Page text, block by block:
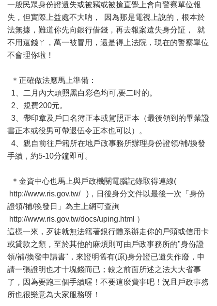
一般民眾身份證遺失或被竊或被搶直覺上會向警察單位報
失，但實際上益處不大吶， 因為那是電視上說的，根本於
法無據，難道你先向銀行借錢，再去報案遺失身分証， 就
不用還錢ㄚ，萬一被冒用，還是得上法院，現在的警察單位
不會理你啦！
＊正確做法應馬上準備：
1、二月內大頭照黑白彩色均可,要二吋的。
2、規費200元。
3、帶印章及戶口名簿正本或駕照正本（最後領到的畢業證
書正本或役男可帶退伍令正本也可以）。
4、親自前往戶籍所在地戶政事務所辦理身份證領/補/換發
手續，約5-10分鐘即可。
＊金資中心也馬上與戶政機關電腦記錄取得連線(
http://www.ris.gov.tw/ )，日後身分文件以最後一次「身份
證領/補/換發日」為主上網可查詢
http://www.ris.gov.tw/docs/uping.html ）
這樣一來，歹徒就無法籍著銀行體系辦走你的戶頭或信用卡
或貸款之類，至於其他的麻煩則可由戶政事務所的"身份證
領/補/換發申請書"，來證明舊有(原)身分證已遺失作廢，申
請一張證明也才十塊錢而已；較之前面所述之法大大省事
了，因為要跑三個手續喔！不要這麼費事吧！況且戶政事務
所也很樂意為大家服務呀！